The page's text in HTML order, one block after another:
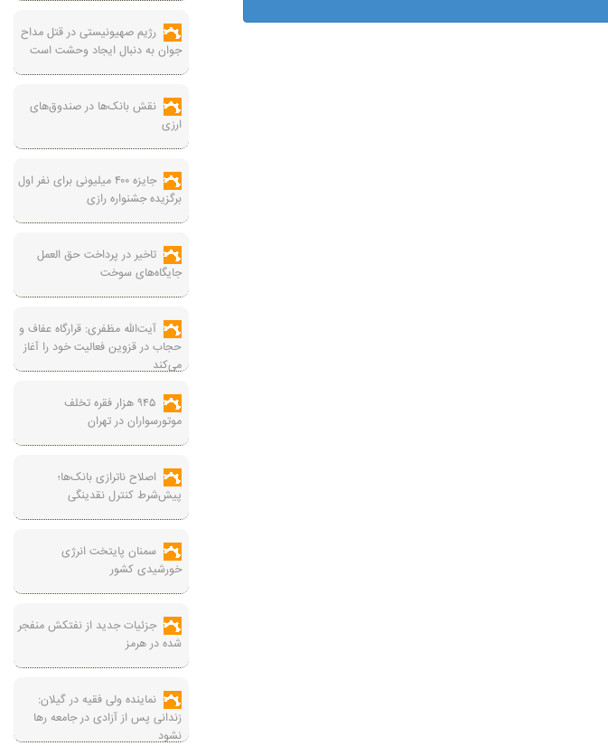
رژیم صهیونیستی در قتل مداح
جوان به دنبال ایجاد وحشت است
نقش بانک‌ها در صندوق‌های
ارزی
جایزه ۴۰۰ میلیونی برای نفر اول
برگزیده جشنواره رازی
تاخیر در پرداخت حق العمل
جایگاه‌های سوخت
آیت‌الله مظفری: قرارگاه عفاف و
حجاب در قزوین فعالیت خود را آغاز
می‌کند
۹۴۵ هزار فقره تخلف
موتورسواران در تهران
اصلاح ناترازی بانک‌ها؛
پیش‌شرط کنترل نقدینگی
سمنان پایتخت انرژی
خورشیدی کشور
جزئیات جدید از نفتکش منفجر
شده در هرمز
نماینده ولی فقیه در گیلان:
زندانی پس از آزادی در جامعه رها
نشود